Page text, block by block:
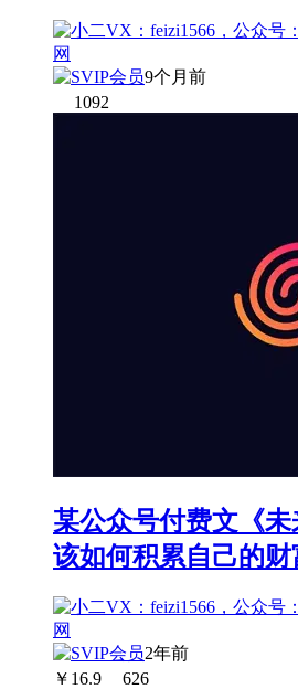
9个月前
1092
某公众号付费文《
该如何积累自己的财
2年前
￥ 16.9 626